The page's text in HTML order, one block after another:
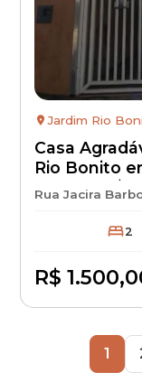
Jardim Rio
Casa
Rio Bonito
Aluguel R$
Rua Jacira
2
R$
1